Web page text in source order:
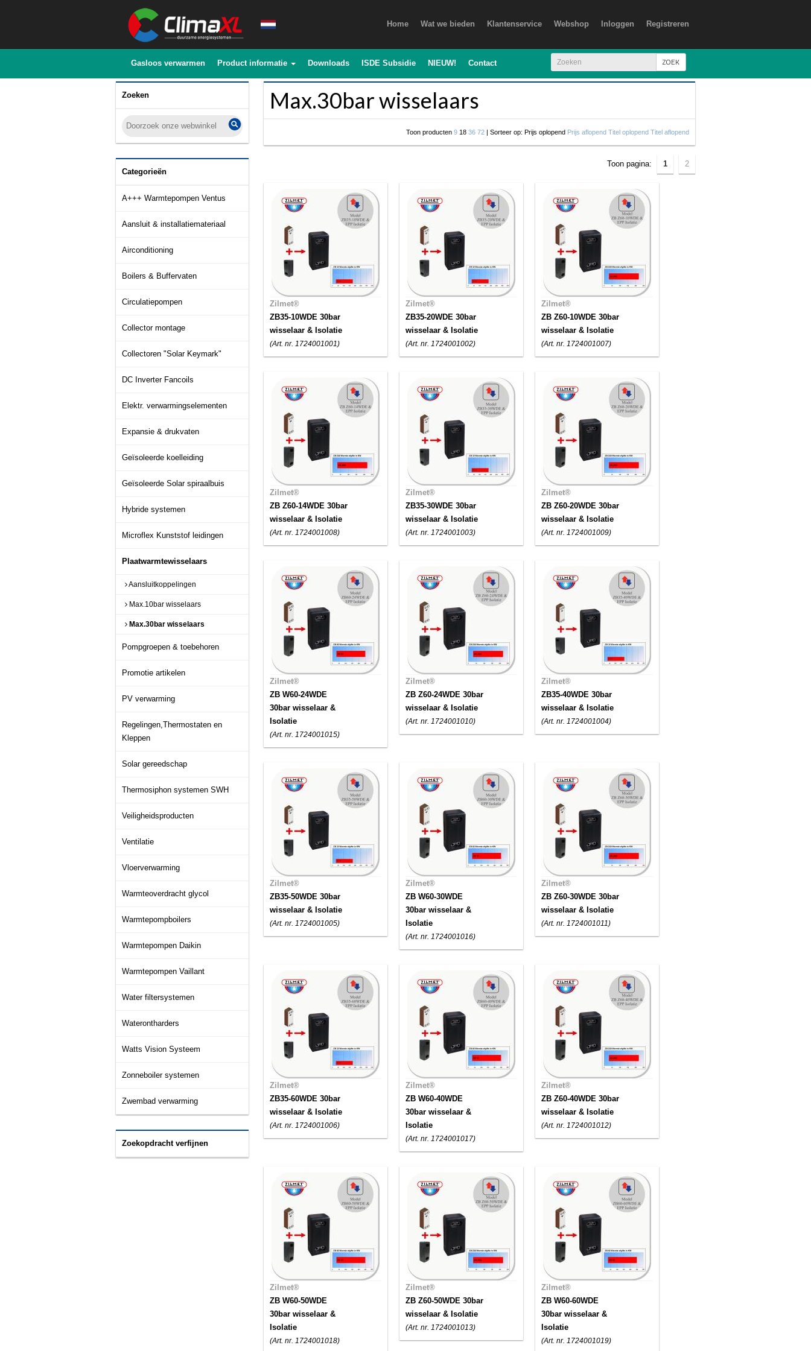
Home Wat we bieden Klantenservice Webshop Inloggen Registreren
Gasloos verwarmen Product informatie Downloads ISDE Subsidie NIEUW! Contact ZOEK
Zoeken
Categorieën
A+++ Warmtepompen Ventus
Aansluit & installatiemateriaal
Airconditioning
Boilers & Buffervaten
Circulatiepompen
Collector montage
Collectoren "Solar Keymark"
DC Inverter Fancoils
Elektr. verwarmingselementen
Expansie & drukvaten
Geïsoleerde koelleiding
Geïsoleerde Solar spiraalbuis
Hybride systemen
Microflex Kunststof leidingen
Plaatwarmtewisselaars
Aansluitkoppelingen
Max.10bar wisselaars
Max.30bar wisselaars
Pompgroepen & toebehoren
Promotie artikelen
PV verwarming
Regelingen,Thermostaten en
Kleppen
Solar gereedschap
Thermosiphon systemen SWH
Veiligheidsproducten
Ventilatie
Vloerverwarming
Warmteoverdracht glycol
Warmtepompboilers
Warmtepompen Daikin
Warmtepompen Vaillant
Water filtersystemen
Waterontharders
Watts Vision Systeem
Zonneboiler systemen
Zwembad verwarming
Zoekopdracht verfijnen
Max.30bar wisselaars
Toon producten 9 18 36 72 | Sorteer op: Prijs oplopend Prijs aflopend Titel oplopend Titel aflopend
Toon pagina: 1 2
Zilmet®
ZB35-10WDE 30bar
wisselaar & Isolatie
(Art. nr. 1724001001)
Zilmet®
ZB35-20WDE 30bar
wisselaar & Isolatie
(Art. nr. 1724001002)
Zilmet®
ZB Z60-10WDE 30bar
wisselaar & Isolatie
(Art. nr. 1724001007)
Zilmet®
ZB Z60-14WDE 30bar
wisselaar & Isolatie
(Art. nr. 1724001008)
Zilmet®
ZB35-30WDE 30bar
wisselaar & Isolatie
(Art. nr. 1724001003)
Zilmet®
ZB Z60-20WDE 30bar
wisselaar & Isolatie
(Art. nr. 1724001009)
Zilmet®
ZB W60-24WDE
30bar wisselaar &
Isolatie
(Art. nr. 1724001015)
Zilmet®
ZB Z60-24WDE 30bar
wisselaar & Isolatie
(Art. nr. 1724001010)
Zilmet®
ZB35-40WDE 30bar
wisselaar & Isolatie
(Art. nr. 1724001004)
Zilmet®
ZB35-50WDE 30bar
wisselaar & Isolatie
(Art. nr. 1724001005)
Zilmet®
ZB W60-30WDE
30bar wisselaar &
Isolatie
(Art. nr. 1724001016)
Zilmet®
ZB Z60-30WDE 30bar
wisselaar & Isolatie
(Art. nr. 1724001011)
Zilmet®
ZB35-60WDE 30bar
wisselaar & Isolatie
(Art. nr. 1724001006)
Zilmet®
ZB W60-40WDE
30bar wisselaar &
Isolatie
(Art. nr. 1724001017)
Zilmet®
ZB Z60-40WDE 30bar
wisselaar & Isolatie
(Art. nr. 1724001012)
Zilmet®
ZB W60-50WDE
30bar wisselaar &
Isolatie
(Art. nr. 1724001018)
Zilmet®
ZB Z60-50WDE 30bar
wisselaar & Isolatie
(Art. nr. 1724001013)
Zilmet®
ZB W60-60WDE
30bar wisselaar &
Isolatie
(Art. nr. 1724001019)